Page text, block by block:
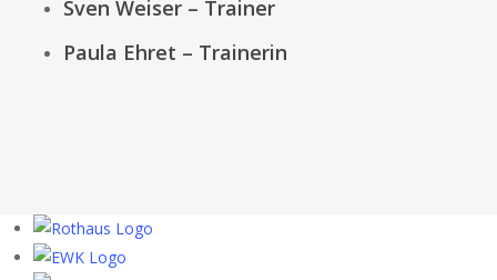
Sven Weiser – Trainer
Paula Ehret – Trainerin